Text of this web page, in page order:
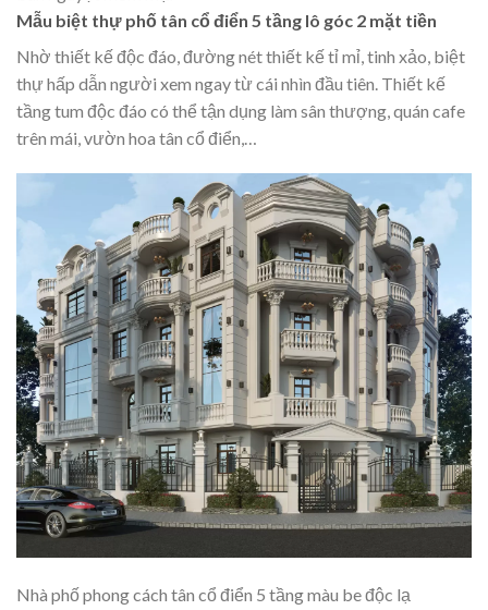
Mẫu biệt thự phố tân cổ điển 5 tầng lô góc 2 mặt tiền
Nhờ thiết kế độc đáo, đường nét thiết kế tỉ mỉ, tinh xảo, biệt
thự hấp dẫn người xem ngay từ cái nhìn đầu tiên. Thiết kế
tầng tum độc đáo có thể tận dụng làm sân thượng, quán cafe
trên mái, vườn hoa tân cổ điển,…
Nhà phố phong cách tân cổ điển 5 tầng màu be độc lạ